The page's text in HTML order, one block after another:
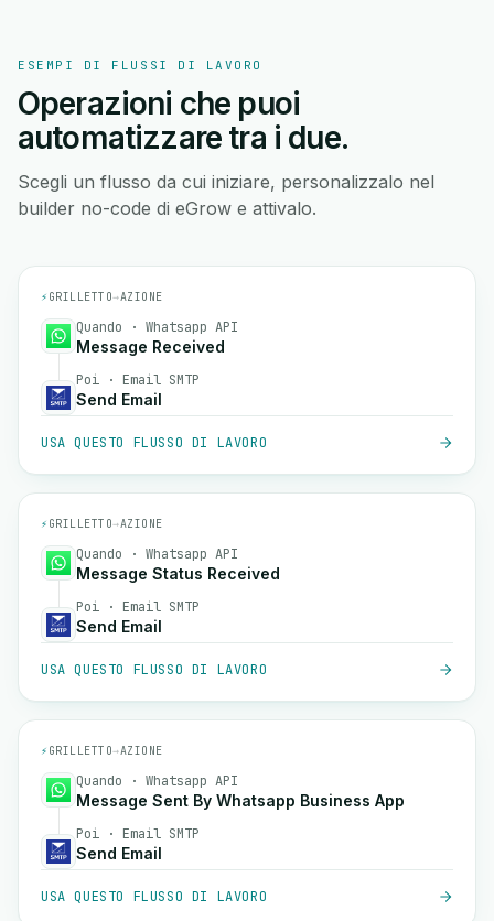
ESEMPI DI FLUSSI DI LAVORO
Operazioni che puoi
automatizzare tra i due.
Scegli un flusso da cui iniziare, personalizzalo nel
builder no-code di eGrow e attivalo.
⚡ GRILLETTO→AZIONE
Quando · Whatsapp API
Message Received
Poi · Email SMTP
Send Email
USA QUESTO FLUSSO DI LAVORO
⚡ GRILLETTO→AZIONE
Quando · Whatsapp API
Message Status Received
Poi · Email SMTP
Send Email
USA QUESTO FLUSSO DI LAVORO
⚡ GRILLETTO→AZIONE
Quando · Whatsapp API
Message Sent By Whatsapp Business App
Poi · Email SMTP
Send Email
USA QUESTO FLUSSO DI LAVORO